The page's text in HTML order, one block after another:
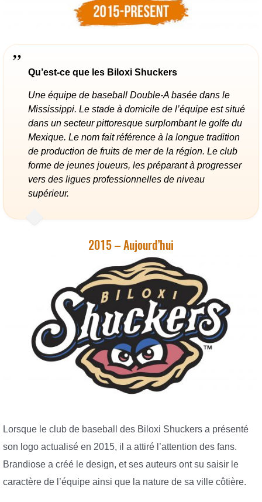
Qu’est-ce que les Biloxi Shuckers
Une équipe de baseball Double-A basée dans le
Mississippi. Le stade à domicile de l’équipe est situé
dans un secteur pittoresque surplombant le golfe du
Mexique. Le nom fait référence à la longue tradition
de production de fruits de mer de la région. Le club
forme de jeunes joueurs, les préparant à progresser
vers des ligues professionnelles de niveau
supérieur.
2015 – Aujourd’hui
Lorsque le club de baseball des Biloxi Shuckers a présenté
son logo actualisé en 2015, il a attiré l’attention des fans.
Brandiose a créé le design, et ses auteurs ont su saisir le
caractère de l’équipe ainsi que la nature de sa ville côtière.